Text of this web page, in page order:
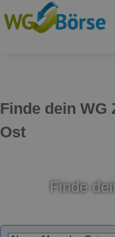
Finde dein WG
Ost
Finde